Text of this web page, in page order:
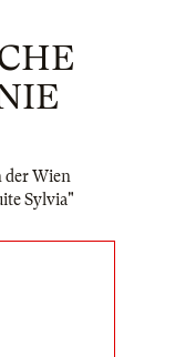
der Wien
Sylvia"